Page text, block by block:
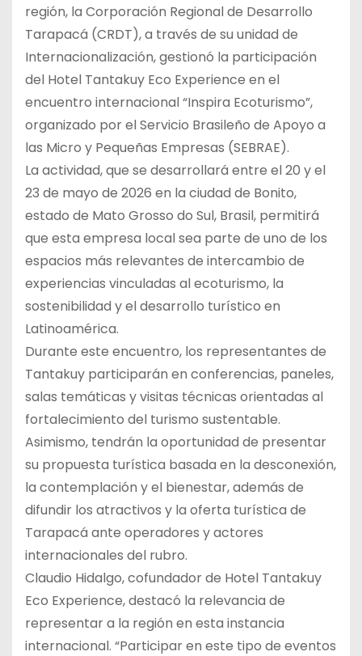
región, la Corporación Regional de Desarrollo
Tarapacá (CRDT), a través de su unidad de
Internacionalización, gestionó la participación
del Hotel Tantakuy Eco Experience en el
encuentro internacional “Inspira Ecoturismo”,
organizado por el Servicio Brasileño de Apoyo a
las Micro y Pequeñas Empresas (SEBRAE).
La actividad, que se desarrollará entre el 20 y el
23 de mayo de 2026 en la ciudad de Bonito,
estado de Mato Grosso do Sul, Brasil, permitirá
que esta empresa local sea parte de uno de los
espacios más relevantes de intercambio de
experiencias vinculadas al ecoturismo, la
sostenibilidad y el desarrollo turístico en
Latinoamérica.
Durante este encuentro, los representantes de
Tantakuy participarán en conferencias, paneles,
salas temáticas y visitas técnicas orientadas al
fortalecimiento del turismo sustentable.
Asimismo, tendrán la oportunidad de presentar
su propuesta turística basada en la desconexión,
la contemplación y el bienestar, además de
difundir los atractivos y la oferta turística de
Tarapacá ante operadores y actores
internacionales del rubro.
Claudio Hidalgo, cofundador de Hotel Tantakuy
Eco Experience, destacó la relevancia de
representar a la región en esta instancia
internacional. “Participar en este tipo de eventos